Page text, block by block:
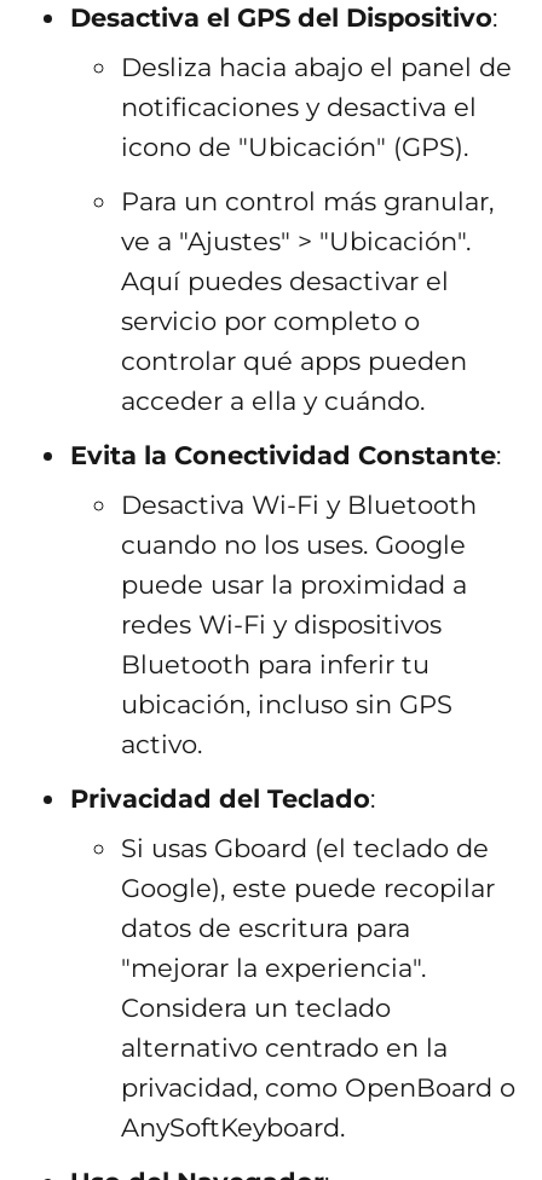
Desactiva el GPS del Dispositivo:
Desliza hacia abajo el panel de
notificaciones y desactiva el
icono de "Ubicación" (GPS).
Para un control más granular,
ve a "Ajustes" > "Ubicación".
Aquí puedes desactivar el
servicio por completo o
controlar qué apps pueden
acceder a ella y cuándo.
Evita la Conectividad Constante:
Desactiva Wi-Fi y Bluetooth
cuando no los uses. Google
puede usar la proximidad a
redes Wi-Fi y dispositivos
Bluetooth para inferir tu
ubicación, incluso sin GPS
activo.
Privacidad del Teclado:
Si usas Gboard (el teclado de
Google), este puede recopilar
datos de escritura para
"mejorar la experiencia".
Considera un teclado
alternativo centrado en la
privacidad, como OpenBoard o
AnySoftKeyboard.